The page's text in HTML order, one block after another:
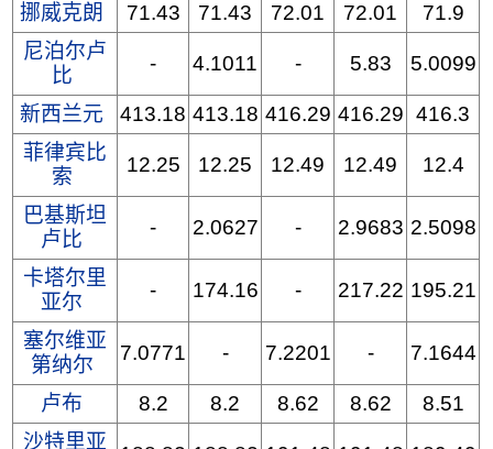
挪威克朗
71.43 71.43 72.01 72.01
71.9
尼泊尔卢
比
- 4.1011 - 5.83 5.0099
新西兰元 413.18 413.18 416.29 416.29 416.3
菲律宾比
索
12.25 12.25 12.49 12.49 12.4
巴基斯坦
卢比
- 2.0627 - 2.9683 2.5098
卡塔尔里
亚尔
- 174.16 - 217.22 195.21
塞尔维亚
第纳尔
7.0771 - 7.2201 - 7.1644
卢布 8.2 8.2 8.62 8.62
8.51
沙特里亚